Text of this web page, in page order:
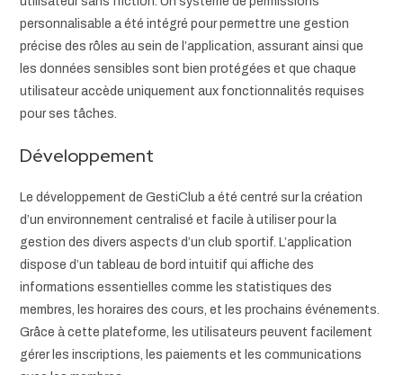
personnalisable a été intégré pour permettre une gestion
précise des rôles au sein de l’application, assurant ainsi que
les données sensibles sont bien protégées et que chaque
utilisateur accède uniquement aux fonctionnalités requises
pour ses tâches.
Développement
Le développement de GestiClub a été centré sur la création
d’un environnement centralisé et facile à utiliser pour la
gestion des divers aspects d’un club sportif. L’application
dispose d’un tableau de bord intuitif qui affiche des
informations essentielles comme les statistiques des
membres, les horaires des cours, et les prochains événements.
Grâce à cette plateforme, les utilisateurs peuvent facilement
gérer les inscriptions, les paiements et les communications